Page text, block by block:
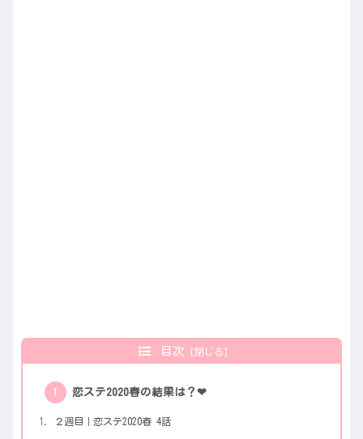
目次
恋ステ2020春の結果は？❤︎
２週目｜恋ステ2020春 4話